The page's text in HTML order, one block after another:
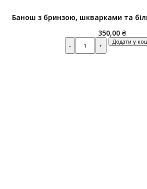
Банош з бринзою, шкварками та
350,00 ₴
Quantity Додати у